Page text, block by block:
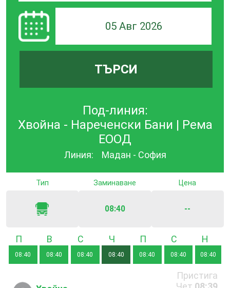
05 Авг 2026
ТЪРСИ
Под-линия:
Хвойна - Нареченски Бани | Рема
ЕООД
Линия: Мадан - София
Тип Заминаване
08:40
Цена
--
Понеделник
08:40
Вторник
08:40 08:40
Четвъртък
08:40 08:40
Събота
08:40 08:40
Пристига